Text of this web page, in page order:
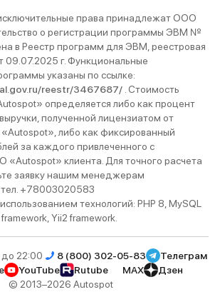
права принадлежат ООО
о регистрации программы ЭВМ №
в Реестр программ для ЭВМ, реестровая
г. Функциональные
указаны по ссылке:
reestr/3467687/ . Стоимость
определяется либо как процент
полученной лицензиатом от
либо как фиксированный
за каждого привлеченного с
«Autospot» клиента. Для точного расчета
заявку нашим менеджерам
, тел. +78003020583
технологий: PHP 8, MySQL
Yii2 framework.
22:00 8 (800) 302-05-83
Телеграм
YouTube Rutube MAX
Дзен
© 2013–2026 Autospot